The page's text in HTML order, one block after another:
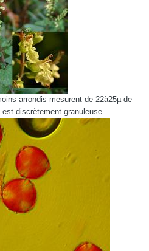
arrondis mesurent de 22à25µ de
discrètement granuleuse